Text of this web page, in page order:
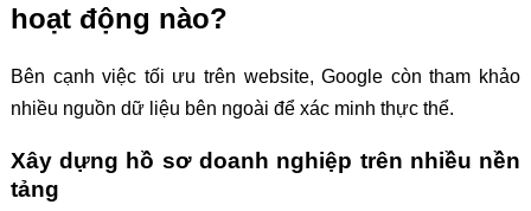
hoạt động nào?
Bên cạnh việc tối ưu trên website, Google còn tham khảo
nhiều nguồn dữ liệu bên ngoài để xác minh thực thể.
Xây dựng hồ sơ doanh nghiệp trên nhiều nền
tảng